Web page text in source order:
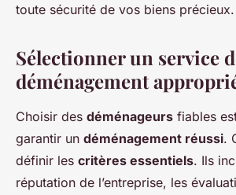
toute sécurité de vos biens précieux.
Sélectionner un service
déménagement
Choisir des déménageurs fiables
garantir un déménagement réussi.
définir les critères essentiels. Ils
réputation de l’entreprise, les